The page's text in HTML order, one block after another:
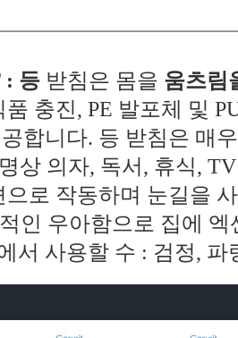
: 등 받침은 몸을 움츠림
충진, PE 발포체 및
합니다. 등 받침은 매
상 의자, 독서, 휴식,
으로 작동하며 눈길을
인 우아함으로 집에
서 사용할 수 : 검정, 파